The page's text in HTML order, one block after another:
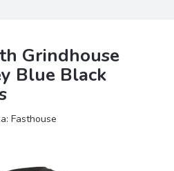
Grindhouse
Blue Black
Fasthouse